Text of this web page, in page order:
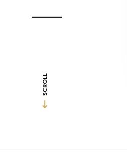
Agence
Projets
SCROLL